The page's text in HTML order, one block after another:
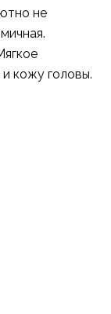
не
кожу головы.